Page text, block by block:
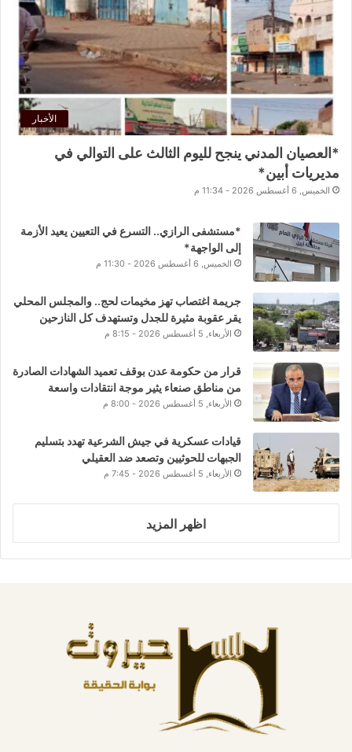
الأخبار
*العصيان المدني ينجح لليوم الثالث على التوالي في
مديريات أبين*
الخميس, 6 أغسطس 2026 - 11:34 م
*مستشفى الرازي.. التسرع في التعيين يعيد الأزمة
إلى الواجهة*
الخميس, 6 أغسطس 2026 - 11:30 م
جريمة اغتصاب تهز مخيمات لحج.. والمجلس المحلي
يقر عقوبة مثيرة للجدل وتستهدف كل النازحين
الأربعاء, 5 أغسطس 2026 - 8:15 م
قرار من حكومة عدن بوقف تعميد الشهادات الصادرة
من مناطق صنعاء يثير موجة انتقادات واسعة
الأربعاء, 5 أغسطس 2026 - 8:00 م
قيادات عسكرية في جيش الشرعية تهدد بتسليم
الجبهات للحوثيين وتصعد ضد العقيلي
الأربعاء, 5 أغسطس 2026 - 7:45 م
اظهر المزيد